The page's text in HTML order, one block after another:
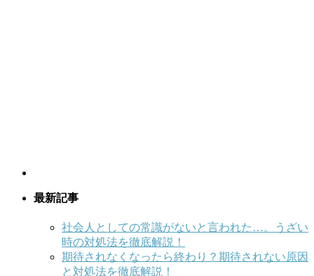
最新記事
社会人としての常識がないと言われた…。うざい
時の対処法を徹底解説！
期待されなくなったら終わり？期待されない原因
と対処法を徹底解説！